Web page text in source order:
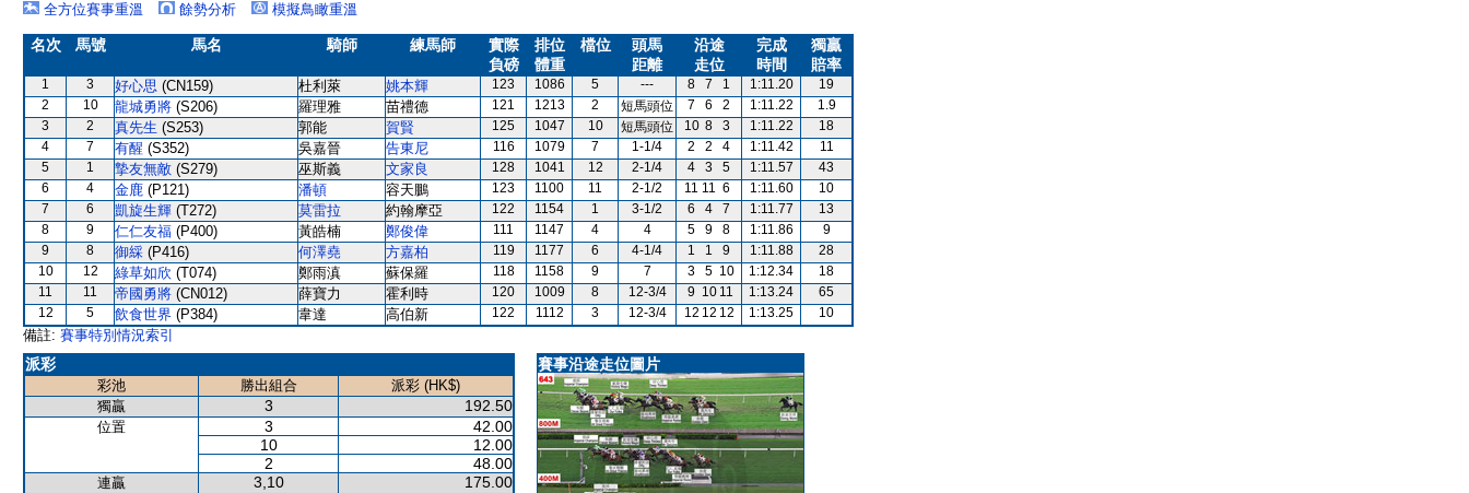
全方位賽事重溫
餘勢分析 模擬鳥瞰重溫
名次 馬號 馬名 騎師 練馬師
實際
負磅
排位
體重
檔位
頭馬
距離
沿途
走位
完成
時間
獨贏
賠率
1 3 好心思 (CN159) 杜利萊 姚本輝 123 1086 5 --- 8 7 1 1:11.20
19
2
10 龍城勇將 (S206) 羅理雅 苗禮德 121 1213 2 短馬頭位 7 6 2 1:11.22
1.9
3
2 真先生 (S253) 郭能 賀賢 125 1047 10 短馬頭位 10 8 3 1:11.22
18
4
7 有醒 (S352) 吳嘉晉 告東尼 116 1079 7 1-1/4 2 2 4 1:11.42
11
5
1 摯友無敵 (S279) 巫斯義 文家良 128 1041 12 2-1/4 4 3 5 1:11.57
43
6
4 金鹿 (P121) 潘頓 容天鵬 123 1100 11 2-1/2 11 11 6 1:11.60
10
7
6 凱旋生輝 (T272) 莫雷拉 約翰摩亞 122 1154 1 3-1/2 6 4 7 1:11.77
13
8
9 仁仁友福 (P400) 黃皓楠 鄭俊偉 111 1147 4 4 5 9 8 1:11.86
9
9
8 御綵 (P416) 何澤堯 方嘉柏 119 1177 6 4-1/4 1 1 9 1:11.88
28
10
12 綠草如欣 (T074) 鄭雨滇 蘇保羅 118 1158 9 7 3 5 10 1:12.34
18
11
11 帝國勇將 (CN012) 薛寶力 霍利時 120 1009 8 12-3/4 9 10 11 1:13.24
65
12
5 飲食世界 (P384) 韋達 高伯新 122 1112 3 12-3/4 12 12 12 1:13.25 10
備註: 賽事特別情況索引
派彩
彩池 勝出組合
派彩 (HK$)
獨贏
3 192.50
位置 3
42.00
10
12.00
2
48.00
連贏 3,10 175.00
賽事沿途走位圖片